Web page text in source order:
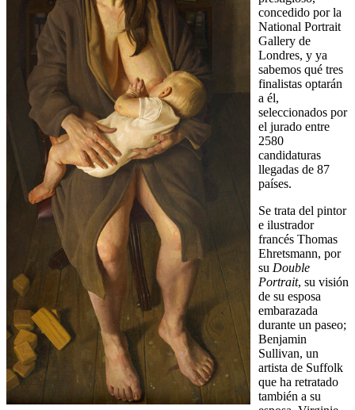
concedido por la
National Portrait
Gallery de
Londres, y ya
sabemos qué tres
finalistas optarán
a él,
seleccionados por
el jurado entre
2580
candidaturas
llegadas de 87
países.
Se trata del pintor
e ilustrador
francés Thomas
Ehretsmann, por
su Double
Portrait, su visión
de su esposa
embarazada
durante un paseo;
Benjamin
Sullivan, un
artista de Suffolk
que ha retratado
también a su